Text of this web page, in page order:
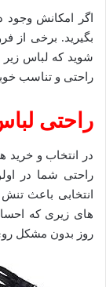
اگر امکانش وجود
بگیرید. برخی از
شوید که لباس
راحتی و تناسب
راحتی
در انتخاب و خرید
راحتی شما در
انتخابی باعث
های زیری که
روز بدون مشکل